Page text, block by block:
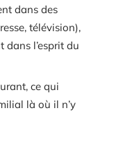
dans des
télévision),
dans l’esprit du
ce qui
là où il n’y